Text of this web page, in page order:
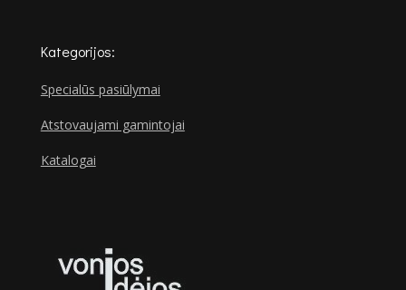
Kategorijos:
Specialūs pasiūlymai
Atstovaujami gamintojai
Katalogai